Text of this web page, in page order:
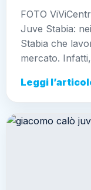
FOTO
Juve Stabia:
Stabia che
mercato.
Leggi